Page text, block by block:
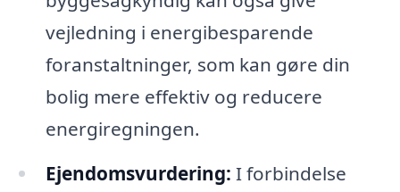
vejledning i energibesparende
foranstaltninger, som kan gøre din
bolig mere effektiv og reducere
energiregningen.
Ejendomsvurdering: I forbindelse